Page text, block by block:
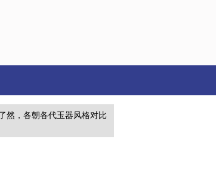
然，各朝各代玉器风格对比